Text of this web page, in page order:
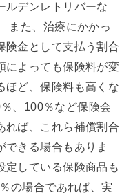
ルデンレトリバーな
また、治療にかかっ
険金として支払う割合
によっても保険料が変
ほど、保険料も高くな
、100％など保険会
れば、これら補償割合
きる場合もありま
定している保険商品も
の場合であれば、実